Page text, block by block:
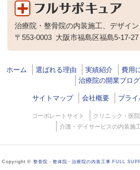
治療院・整骨院の内装施工、デザイ
〒553-0003 大阪市福島区福島5-17-27
ホーム 選ばれる理由 実績紹介 費用
治療院の開業ブログ
サイトマップ 会社概要 プラ
コーポレートサイト
クリニック・医
介護・デイサービスの内装施
Copyright ©整骨院・整体院・治療院の内装工事 FULL